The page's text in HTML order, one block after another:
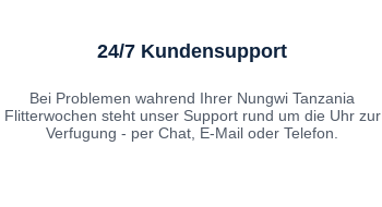
24/7 Kundensupport
Bei Problemen wahrend Ihrer Nungwi Tanzania
Flitterwochen steht unser Support rund um die Uhr zur
Verfugung - per Chat, E-Mail oder Telefon.